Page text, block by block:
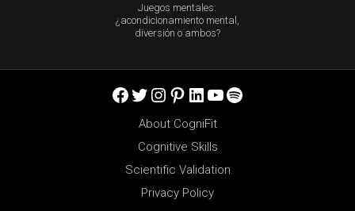
Juegos mentales:
¿acondicionamiento mental,
diversión o ambos?
Facebook
Twitter
Instagram
Pinterest
LinkedIn
YouTube
Spotify
About CogniFit
Cognitive Skills
Scientific Validation
Privacy Policy